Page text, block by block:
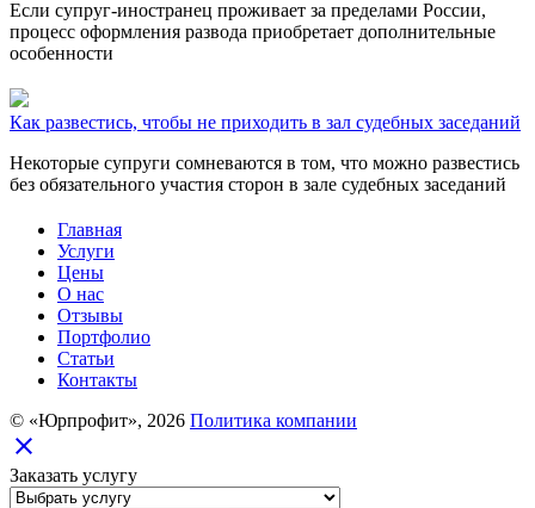
Если супруг-иностранец проживает за пределами России,
процесс оформления развода приобретает дополнительные
особенности
Как развестись, чтобы не приходить в зал судебных заседаний
Некоторые супруги сомневаются в том, что можно развестись
без обязательного участия сторон в зале судебных заседаний
Главная
Услуги
Цены
О нас
Отзывы
Портфолио
Статьи
Контакты
© «Юрпрофит», 2026 Политика компании
close
Заказать услугу